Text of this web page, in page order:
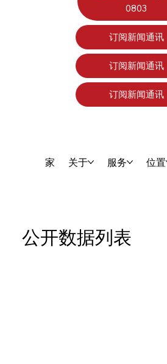
家 关于 服务 位置
公开数据列表
0803
订阅新闻通讯
订阅新闻通讯
订阅新闻通讯